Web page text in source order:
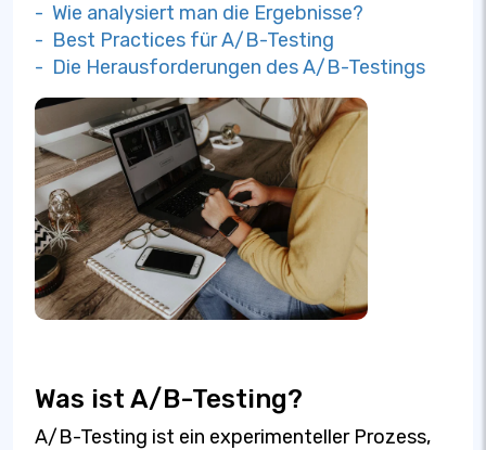
- Wie analysiert man die Ergebnisse?
- Best Practices für A/B-Testing
- Die Herausforderungen des A/B-Testings
Was ist A/B-Testing?
A/B-Testing ist ein experimenteller Prozess,